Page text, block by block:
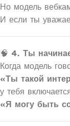
Но модель
И если ты
🧠 4. Ты
Когда модель
«Ты такой
у тебя
«Я могу быть